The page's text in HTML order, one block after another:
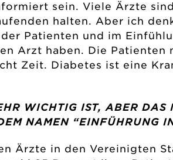
sein. Viele Ärzte
halten. Aber ich
Patienten und im
Arzt haben. Die Patienten
Zeit. Diabetes ist eine
WICHTIG IST, ABER
NAMEN “EINFÜHRUNG
Ärzte in den Vereinigten